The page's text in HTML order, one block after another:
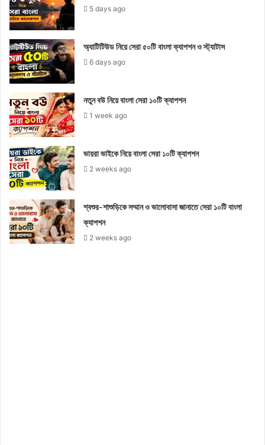
5 days ago
অ্যাটিটিউড নিয়ে সেরা ৫০টি বাংলা ক্যাপশন ও স্ট্যাটাস
6 days ago
নতুন বউ নিয়ে বাংলা সেরা ১০টি ক্যাপশন
1 week ago
ভায়রা ভাইকে নিয়ে বাংলা সেরা ১০টি ক্যাপশন
2 weeks ago
শ্বশুর-শাশুড়িকে সম্মান ও ভালোবাসা জানাতে সেরা ১০টি বাংলা
ক্যাপশন
2 weeks ago